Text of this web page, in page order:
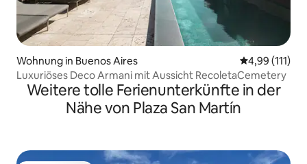
Wohnung in Buenos Aires
4,99 (111)
Luxuriöses Deco Armani mit Aussicht RecoletaCemetery
Weitere tolle Ferienunterkünfte in der
Nähe von Plaza San Martín